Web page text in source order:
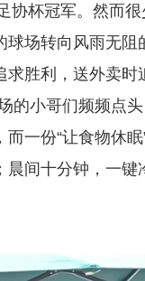
协杯冠军。然而
场转向风雨无阻
求胜利，送外卖
小哥们频频点
一份“让食物休
间十分钟，一键